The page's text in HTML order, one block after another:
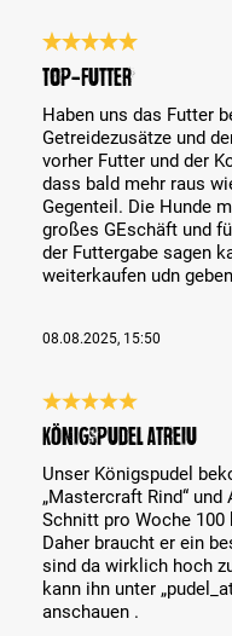
Bewertung mit 5 von 5
Top-Futter
Haben uns das Futter
Getreidezusätze und
vorher Futter und der
dass bald mehr raus
Gegenteil. Die Hunde
großes GEschäft und
der Futtergabe sagen
weiterkaufen udn
08.08.2025, 15:50
Bewertung mit 5 von 5
Königspudel Atreiu
Unser Königspudel
„Mastercraft Rind“
Schnitt pro Woche 100
Daher braucht er ein
sind da wirklich hoch
kann ihn unter
anschauen .